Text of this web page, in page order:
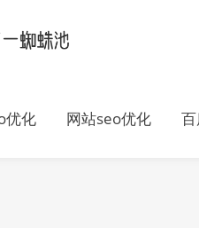
优化 网站seo优化